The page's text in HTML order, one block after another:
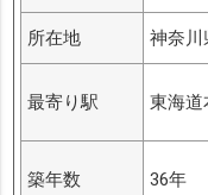
所在地 神奈川
最寄り駅 東海道
築年数 36年